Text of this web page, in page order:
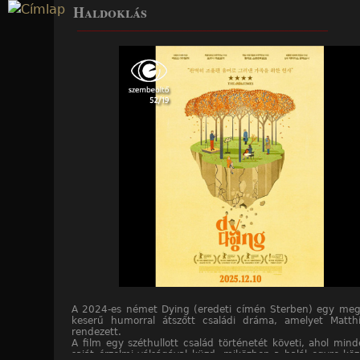
Jump to navigation
Haldoklás
A 2024-es német Dying (eredeti címén Sterben) egy
keserű humorral átszőtt családi dráma, amelyet
rendezett.
A film egy széthullott család történetét követi, ahol
saját érzelmi válságával küzd, miközben a halál egyre